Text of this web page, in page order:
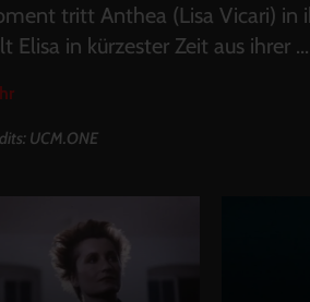
tritt Anthea (Lisa Vicari) in
Elisa in kürzester Zeit aus ihrer ...
UCM.ONE